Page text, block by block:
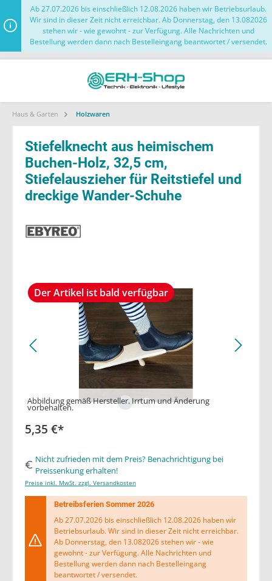
Ab 27.07.2026 bis einschließlich 12.08.2026 haben wir Betriebsurlaub.
Wir sind in dieser Zeit nicht erreichbar. Ab Donnerstag, den 13.082026
stehen wir - wie gewohnt - zur Verfügung. Alle Nachrichten und
Bestellung werden dann nach Bestelleingang beantwortet / versendet.
Haus & Garten Holzwaren
Stiefelknecht aus heimischem
Buchen-Holz, 32,5 cm,
Stiefelauszieher für Reitstiefel und
dreckige Wander-Schuhe
Der Artikel ist bald verfügbar
Abbildung gemäß Hersteller. Irrtum und Änderung
vorbehalten.
5,35 €*
Nicht zufrieden mit dem Preis? Benachrichtigung bei
Preissenkung erhalten!
Preise inkl. MwSt. zzgl. Versandkosten
Betreibsferien Sommer 2026
Ab 27.07.2026 bis einschließlich 12.08.2026 haben wir
Betriebsurlaub. Wir sind in dieser Zeit nicht erreichbar.
Ab Donnerstag, den 13.082026 stehen wir - wie
gewohnt - zur Verfügung. Alle Nachrichten und
Bestellung werden dann nach Bestelleingang
beantwortet / versendet.